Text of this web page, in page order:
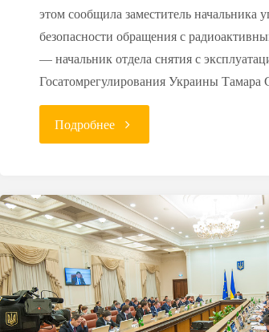
этом сообщила заместитель начальника
безопасности обращения с
— начальник отдела снятия с
Госатомрегулирования Украины
Подробнее"Киев
проект
хранилища
радиоактивных
отходов